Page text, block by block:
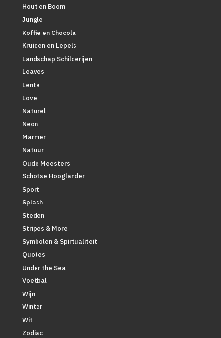
Hout en Boom
Jungle
Koffie en Chocola
Kruiden en Lepels
Landschap Schilderijen
Leaves
Lente
Love
Naturel
Neon
Marmer
Natuur
Oude Meesters
Schotse Hooglander
Sport
Splash
Steden
Stripes & More
Symbolen & Spirtualiteit
Quotes
Under the Sea
Voetbal
Wijn
Winter
Wit
Zodiac